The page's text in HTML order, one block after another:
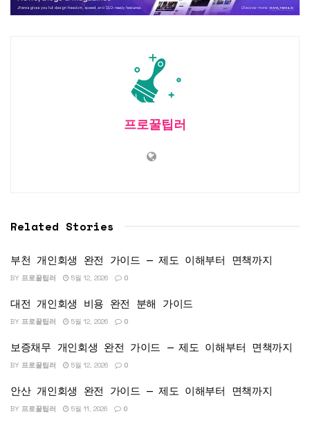
프로꿀팁러
Related Stories
부천 개인회생 완전 가이드 — 제도 이해부터 면책까지
BY 프로꿀팁러 5월 12, 2026 0
대전 개인회생 비용 완전 분해 가이드
BY 프로꿀팁러 5월 12, 2026 0
보증채무 개인회생 완전 가이드 — 제도 이해부터 면책까지
BY 프로꿀팁러 5월 12, 2026 0
안산 개인회생 완전 가이드 — 제도 이해부터 면책까지
BY 프로꿀팁러 5월 11, 2026 0